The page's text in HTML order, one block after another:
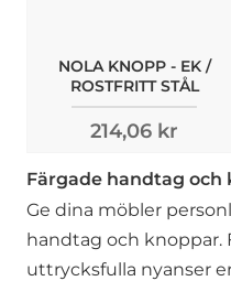
NOLA KNOPP - EK /
ROSTFRITT STÅL
214,06 kr
Färgade handtag och
Ge dina möbler
handtag och knoppar.
uttrycksfulla nyanser